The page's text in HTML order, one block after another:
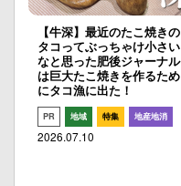
【牛深】最近のたこ焼きの
タコってぶっちゃけ小さい
なと思った肥後ジャーナル
は巨大たこ焼きを作るため
にタコ漁に出た！
PR 地域 特集 地産地消
2026.07.10